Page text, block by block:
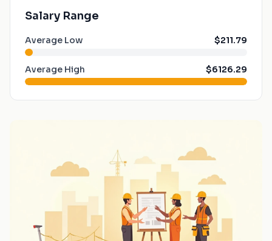
Salary Range
Average Low $211.79
Average High $6126.29